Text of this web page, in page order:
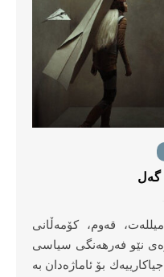
گەل
نێو فەرهەنگى سیاسى
بۆ ئاماژەدان بە